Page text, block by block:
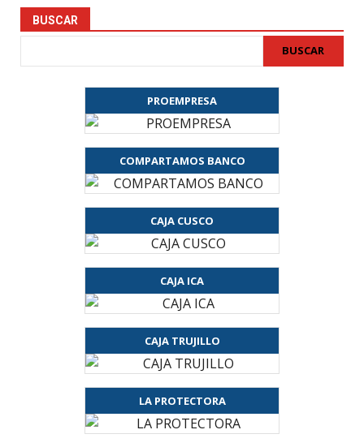
BUSCAR
BUSCAR
PROEMPRESA
COMPARTAMOS BANCO
CAJA CUSCO
CAJA ICA
CAJA TRUJILLO
LA PROTECTORA